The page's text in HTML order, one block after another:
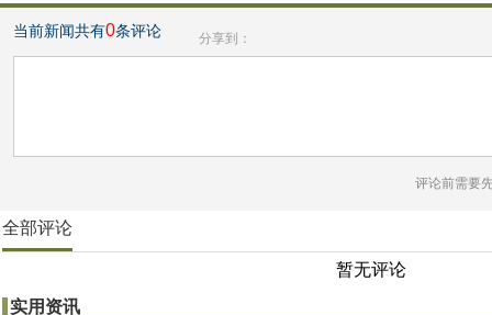
当前新闻共有0条评论 分享到：
评论前需要
全部评论
暂无评论
实用资讯